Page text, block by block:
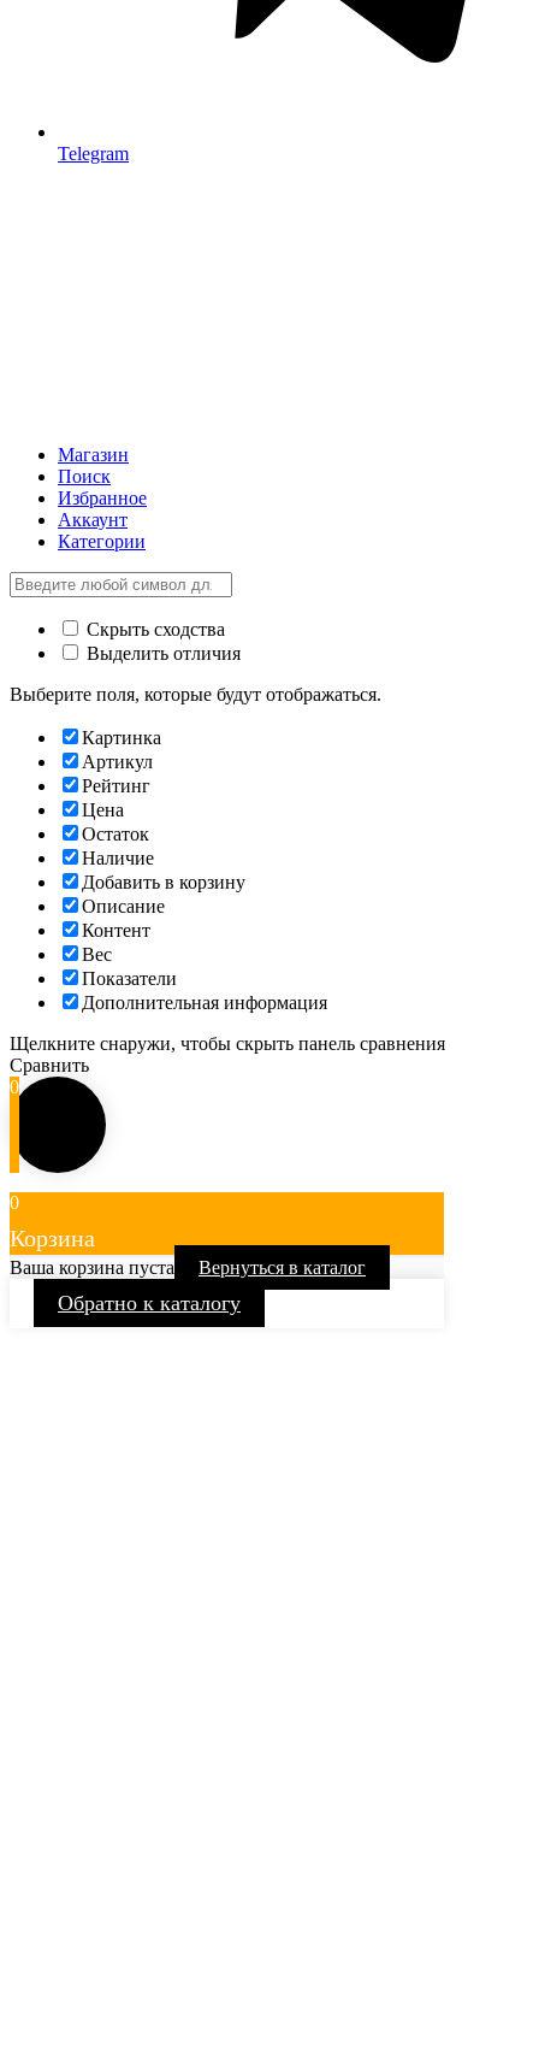
Telegram
Магазин
Поиск
Избранное
Аккаунт
Категории
Скрыть сходства
Выделить отличия
Выберите поля, которые будут отображаться.
Картинка
Артикул
Рейтинг
Цена
Остаток
Наличие
Добавить в корзину
Описание
Контент
Вес
Показатели
Дополнительная информация
Щелкните снаружи, чтобы скрыть панель сравнения
Сравнить
0
0
Корзина
Ваша корзина пуста Вернуться в каталог
Обратно к каталогу